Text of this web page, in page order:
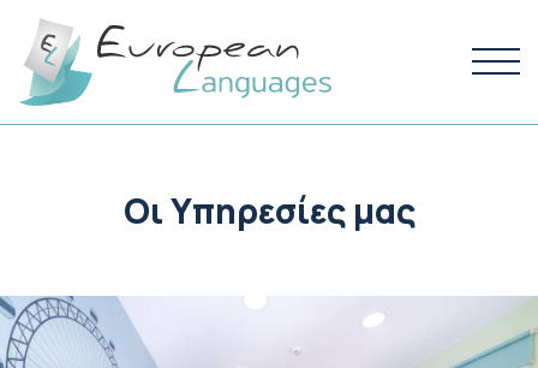
Οι Υπηρεσίες μας